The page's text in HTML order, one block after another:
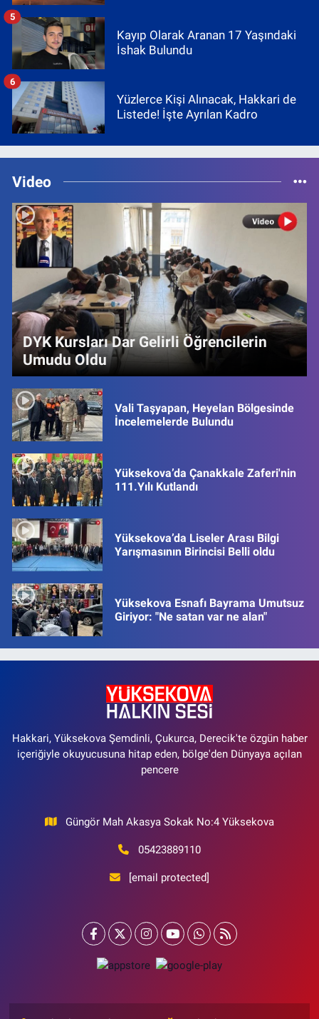
Kayıp Olarak Aranan 17 Yaşındaki
İshak Bulundu
5
Yüzlerce Kişi Alınacak, Hakkari de
Listede! İşte Ayrılan Kadro
6
Video
DYK Kursları Dar Gelirli Öğrencilerin
Umudu Oldu
Vali Taşyapan, Heyelan Bölgesinde
İncelemelerde Bulundu
Yüksekova’da Çanakkale Zaferi'nin
111.Yılı Kutlandı
Yüksekova’da Liseler Arası Bilgi
Yarışmasının Birincisi Belli oldu
Yüksekova Esnafı Bayrama Umutsuz
Giriyor: "Ne satan var ne alan"
Hakkari, Yüksekova Şemdinli, Çukurca, Derecik'te özgün haber
içeriğiyle okuyucusuna hitap eden, bölge'den Dünyaya açılan
pencere
Güngör Mah Akasya Sokak No:4 Yüksekova
05423889110
[email protected]